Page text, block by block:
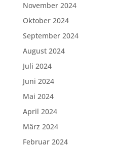
November 2024
Oktober 2024
September 2024
August 2024
Juli 2024
Juni 2024
Mai 2024
April 2024
März 2024
Februar 2024